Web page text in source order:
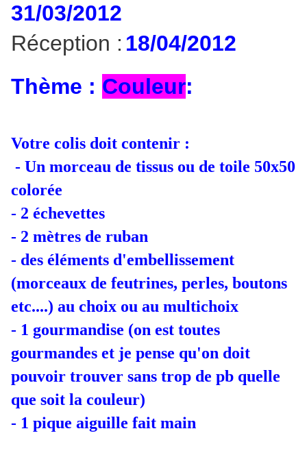
31/03/2012
Réception : 18/04/2012
Thème : Couleur:
Votre colis doit contenir :
- Un morceau de tissus ou de toile 50x50
colorée
- 2 échevettes
- 2 mètres de ruban
- des éléments d'embellissement
(morceaux de feutrines, perles, boutons
etc....) au choix ou au multichoix
- 1 gourmandise (on est toutes
gourmandes et je pense qu'on doit
pouvoir trouver sans trop de pb quelle
que soit la couleur)
- 1 pique aiguille fait main